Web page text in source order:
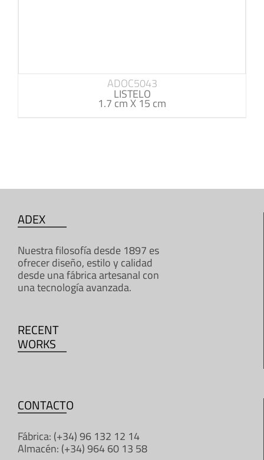
ADOC5043
LISTELO
1.7 cm X 15 cm
ADEX
Nuestra filosofía desde 1897 es
ofrecer diseño, estilo y calidad
desde una fábrica artesanal con
una tecnología avanzada.
RECENT
WORKS
CONTACTO
Fábrica: (+34) 96 132 12 14
Almacén: (+34) 964 60 13 58